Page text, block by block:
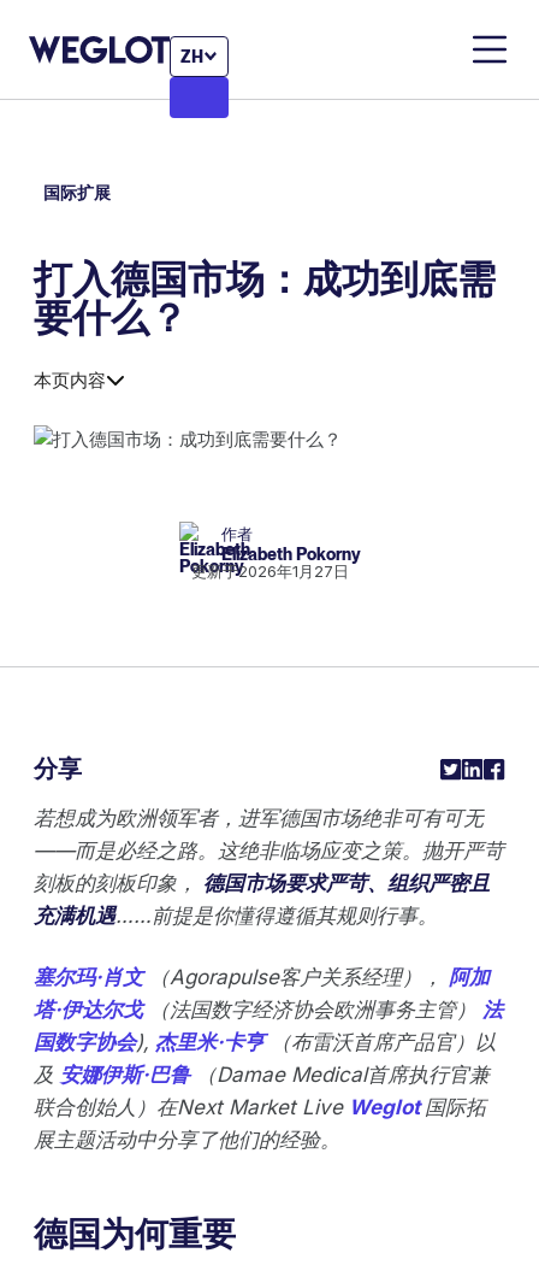
ZH
国际扩展
打入德国市场：成功到底需
要什么？
本页内容
作者
Elizabeth Pokorny
更新于2026年1月27日
若想成为欧洲领军者，进军德国市场绝非可有可无
——而是必经之路。这绝非临场应变之策。抛开严苛
刻板的刻板印象， 德国市场要求严苛、组织严密且
充满机遇……前提是你懂得遵循其规则行事。
塞尔玛·肖文（Agorapulse客户关系经理）， 阿加
塔·伊达尔戈（法国数字经济协会欧洲事务主管） 法
国数字协会), 杰里米·卡亨（布雷沃首席产品官）以
及 安娜伊斯·巴鲁（Damae Medical首席执行官兼
联合创始人）在Next Market Live Weglot国际拓
展主题活动中分享了他们的经验。
德国为何重要
分享